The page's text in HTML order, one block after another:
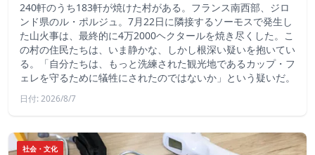
240軒のうち183軒が焼けた村がある。フランス南西部、ジロ
ンド県のル・ポルジュ。7月22日に隣接するソーモスで発生し
た山火事は、最終的に4万2000ヘクタールを焼き尽くした。こ
の村の住民たちは、いま静かな、しかし根深い疑いを抱いてい
る。「自分たちは、もっと洗練された観光地であるカップ・フ
ェレを守るために犠牲にされたのではないか」という疑いだ。
日付: 2026/8/7
社会・文化